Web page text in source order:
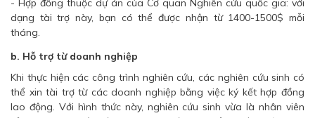
- Hợp đồng thuộc dự án của Cơ quan Nghiên cứu quốc gia: với
dạng tài trợ này, bạn có thể được nhận từ 1400-1500$ mỗi
tháng.
b. Hỗ trợ từ doanh nghiệp
Khi thực hiện các công trình nghiên cứu, các nghiên cứu sinh có
thể xin tài trợ từ các doanh nghiệp bằng việc ký kết hợp đồng
lao động. Với hình thức này, nghiên cứu sinh vừa là nhân viên